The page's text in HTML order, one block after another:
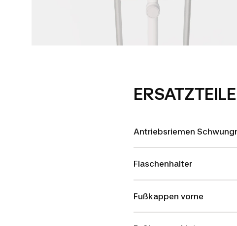
ERSATZTEILE
Antriebsriemen
Flaschenhalter
Fußkappen vorne